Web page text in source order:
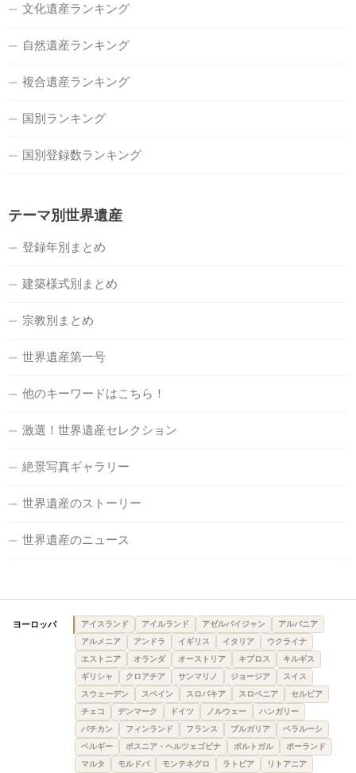
文化遺産ランキング
自然遺産ランキング
複合遺産ランキング
国別ランキング
国別登録数ランキング
テーマ別世界遺産
登録年別まとめ
建築様式別まとめ
宗教別まとめ
世界遺産第一号
他のキーワードはこちら！
激選！世界遺産セレクション
絶景写真ギャラリー
世界遺産のストーリー
世界遺産のニュース
ヨーロッパ アイスランド アイルランド アゼルバイジャン
アルバニア
アルメニア
アンドラ イギリス イタリア
ウクライナ
エストニア
オランダ オーストリア キプロス
キルギス
ギリシャ
クロアチア サンマリノ ジョージア
スイス
スウェーデン
スペイン スロバキア スロベニア
セルビア
チェコ
デンマーク ドイツ ノルウェー
ハンガリー
バチカン
フィンランド フランス ブルガリア
ベラルーシ
ベルギー
ボスニア・ヘルツェゴビナ ポルトガル
ポーランド
マルタ
モルドバ モンテネグロ ラトビア
リトアニア